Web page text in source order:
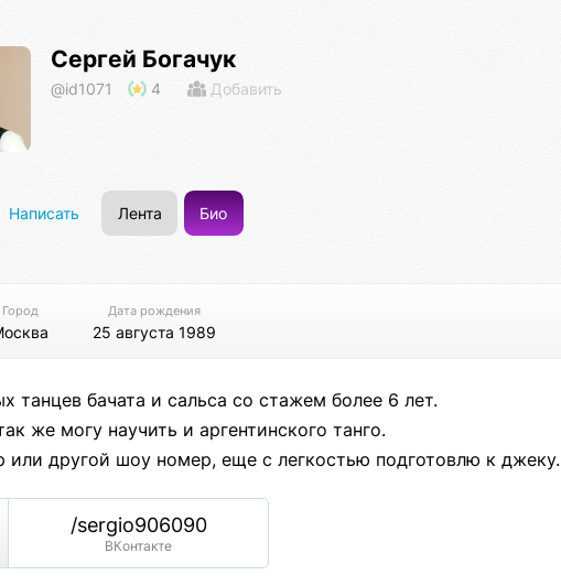
Сергей Богачук
@id1071 4 Добавить
Написать Лента Био
Город Дата рождения
25 августа 1989
танцев бачата и сальса со стажем более 6 лет.
же могу научить и аргентинского танго.
другой шоу номер, еще с легкостью подготовлю к джеку.
/sergio906090
ВКонтакте